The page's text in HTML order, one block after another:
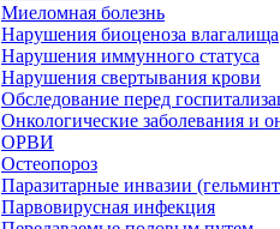
Миеломная болезнь
Нарушения биоценоза влагалища
Нарушения иммунного статуса
Нарушения свертывания крови
Обследование перед
Онкологические заболевания и
ОРВИ
Остеопороз
Паразитарные инвазии
Парвовирусная инфекция